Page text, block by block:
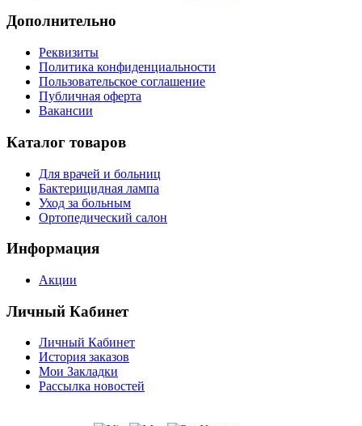
Дополнительно
Реквизиты
Политика конфиденциальности
Пользовательское соглашение
Публичная оферта
Вакансии
Каталог товаров
Для врачей и больниц
Бактерицидная лампа
Уход за больным
Ортопедический салон
Информация
Акции
Личный Кабинет
Личный Кабинет
История заказов
Мои Закладки
Рассылка новостей